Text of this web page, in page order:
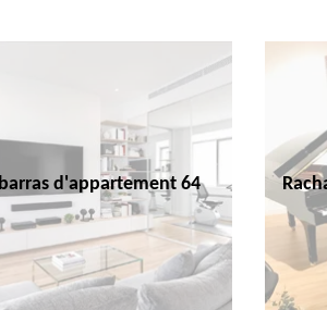
d'appartement 64